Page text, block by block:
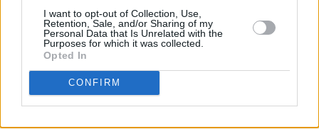
I want to opt-out of Collection, Use,
Retention, Sale, and/or Sharing of my
Personal Data that Is Unrelated with the
Purposes for which it was collected.
Opted In
CONFIRM
Nadia - 24.03.2015 - 01:03
Som
svar
på
av
mia
Ååå verdens beste vennine, blir helt rørt! ❤️ Isåfall
skal dette vaffelhjernet deles med deg og de fine
barna våres ❤️❤️